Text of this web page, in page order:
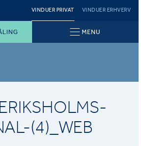
VINDUER PRIVAT VINDUER ERHVERV
MENU
(4)_WEB